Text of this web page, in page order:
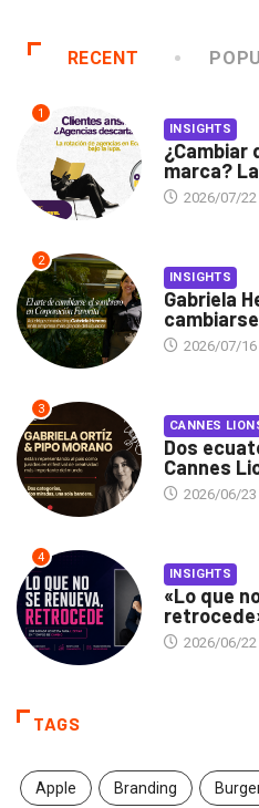
RECENT
1
INSIGHTS
¿Cambiar
marca?
2026/07/22
2
INSIGHTS
Gabriela
2026/07/16
3
CANNES
Dos
Cannes
2026/06/23
4
INSIGHTS
«Lo que
2026/06/22
TAGS
Apple Branding